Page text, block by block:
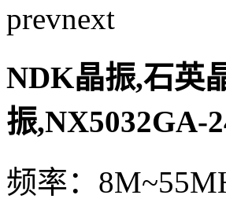
prevnext
NDK晶振,石英
振,NX5032GA-
频率：